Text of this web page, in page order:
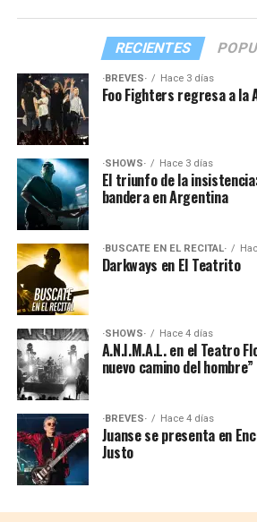
RECIENTES
·BREVES· Hace 3 días
Foo Fighters regresa a la
·SHOWS· Hace 3 días
El triunfo de la
bandera en Argentina
·BUSCATE EN EL RECITAL·
Darkways en El Teatrito
·SHOWS· Hace 4 días
A.N.I.M.A.L. en el Teatro
nuevo camino del hombre”
·BREVES· Hace 4 días
Juanse se presenta en
Justo